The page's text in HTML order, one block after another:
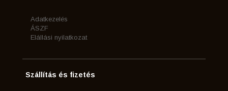
Adatkezelés
ÁSZF
Elállási nyilatkozat
Szállítás és fizetés